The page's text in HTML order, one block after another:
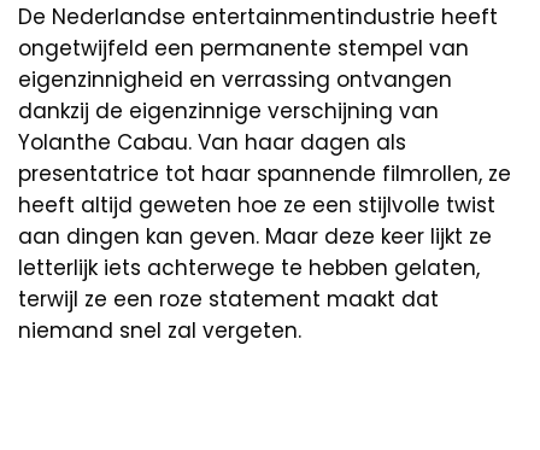
De Nederlandse entertainmentindustrie heeft
ongetwijfeld een permanente stempel van
eigenzinnigheid en verrassing ontvangen
dankzij de eigenzinnige verschijning van
Yolanthe Cabau. Van haar dagen als
presentatrice tot haar spannende filmrollen, ze
heeft altijd geweten hoe ze een stijlvolle twist
aan dingen kan geven. Maar deze keer lijkt ze
letterlijk iets achterwege te hebben gelaten,
terwijl ze een roze statement maakt dat
niemand snel zal vergeten.